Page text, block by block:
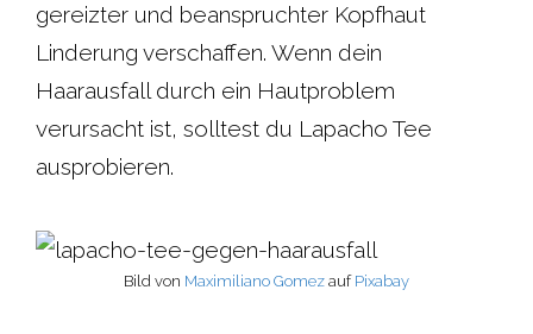
gereizter und beanspruchter Kopfhaut
Linderung verschaffen. Wenn dein
Haarausfall durch ein Hautproblem
verursacht ist, solltest du Lapacho Tee
ausprobieren.
Bild von Maximiliano Gomez auf Pixabay